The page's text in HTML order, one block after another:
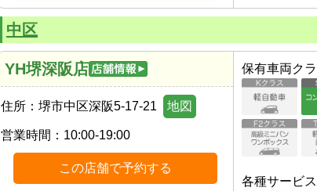
中区
YH堺深阪店
住所： 堺市中区深阪5-17-21 地図
営業時間： 10:00-19:00
この店舗で予約する
保有車両ク
各種サービス